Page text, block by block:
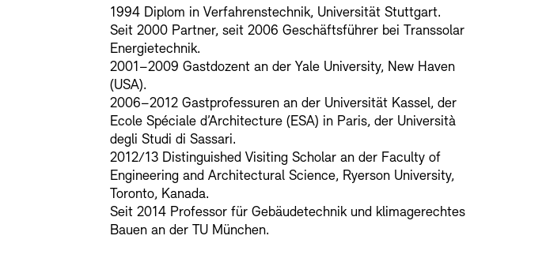
1994 Diplom in Verfahrenstechnik, Universität Stuttgart.
Seit 2000 Partner, seit 2006 Geschäftsführer bei Transsolar
Energietechnik.
2001–2009 Gastdozent an der Yale University, New Haven
(USA).
2006–2012 Gastprofessuren an der Universität Kassel, der
Ecole Spéciale d’Architecture (ESA) in Paris, der Università
degli Studi di Sassari.
2012/13 Distinguished Visiting Scholar an der Faculty of
Engineering and Architectural Science, Ryerson University,
Toronto, Kanada.
Seit 2014 Professor für Gebäudetechnik und klimagerechtes
Bauen an der TU München.